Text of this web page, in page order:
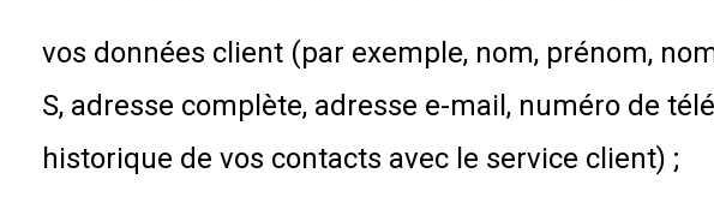
vos données client (par exemple, nom, prénom,
S, adresse complète, adresse e-mail, numéro de
historique de vos contacts avec le service client) ;